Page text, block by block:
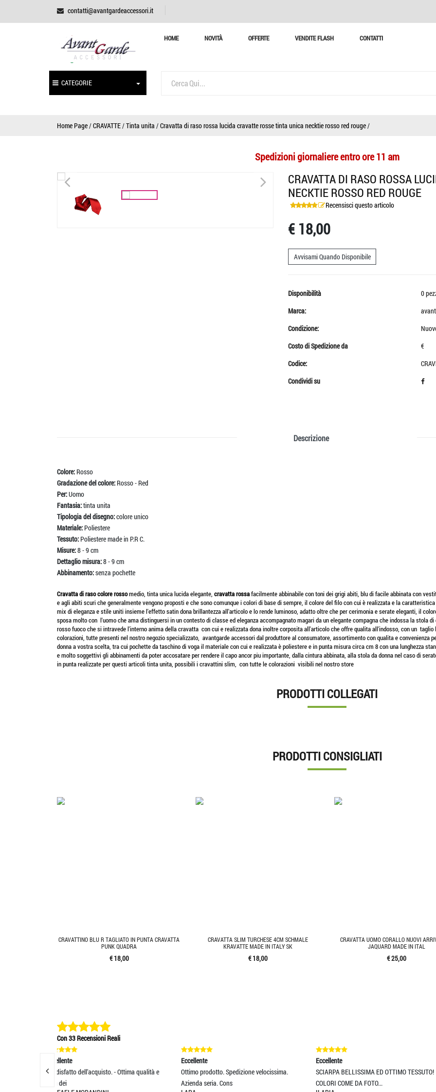
contatti@avantgardeaccessori.it
HOME NOVITÀ OFFERTE VENDITE FLASH CONTATTI
CATEGORIE
Home Page/CRAVATTE/Tinta unita /Cravatta di raso rossa lucida cravatte rosse tinta unica necktie rosso red rouge/
Spedizioni giornaliere entro ore 11 am
< >
CRAVATTA DI RASO ROSSA
NECKTIE ROSSO RED ROUGE
Recensisci questo articolo
€ 18,00
Avvisami Quando Disponibile
Disponibilità
0
Marca:
Condizione:
Costo di Spedizione da
€
Codice:
Condividi su
Descrizione
Colore: Rosso
Gradazione del colore: Rosso - Red
Per:Uomo
Fantasia:tinta unita
Tipologia del disegno:colore unico
Materiale: Poliestere
Tessuto: Poliestere made in P.R C.
Misure:8 - 9 cm
Dettaglio misura:8 - 9 cm
Abbinamento:senza pochette
Cravatta di raso colore rossomedio, tinta unica lucida elegante, cravatta rossafacilmente abbinabile con toni dei grigi abiti, blu di facile abbinata con
e agli abiti scuri che generalmente vengono proposti e che sono comunque i colori di base di sempre, il colore del filo con cui è realizzata e la
mix di eleganza e stile uniti insieme l'effetto satin dona brillantezza all'articolo e lo rende luminoso, adatto oltre che per cerimonia e serate eleganti, il
sposa molto con l'uomo che ama distinguersi in un contesto di classe ed eleganza accompagnato magari da un elegante compagna che indossa la stola
rosso fuoco che si intravede l'interno anima della cravatta con cui e realizzata dona inoltre corposita all'articolo che offre qualita all'indosso, con un
colorazioni, tutte presenti nel nostro negozio specializzato, avantgarde accessori dal produttore al consumatore, assortimento con qualita e
donna a vostra scelta, tra cui pochette da taschino di voga il materiale con cui e realizzata è poliestere e in punta misura circa cm 8 con una lunghezza
e molto soggettivi gli abbinamenti da poter accosatare per rendere il capo ancor piu importante, dalla cintura abbinata, alla stola da donna nel caso di
in punta realizzate per questi articoli tinta unita, possibili i cravattini slim, con tutte le colorazioni visibili nel nostro store
PRODOTTI COLLEGATI
PRODOTTI CONSIGLIATI
CRAVATTINO BLU R TAGLIATO IN PUNTA CRAVATTA
PUNK QUADRA
€ 18,00
CRAVATTA SLIM TURCHESE 4CM SCHMALE
KRAVATTE MADE IN ITALY SK
€ 18,00
CRAVATTA UOMO CORALLO NUOVI
JAQUARD MADE IN ITAL
€ 25,00
Con 33 Recensioni Reali
- Ottima qualità e
Ottimo prodotto. Spedizione velocissima.
SCIARPA BELLISSIMA ED OTTIMO TESSUTO!
COLORI COME DA FOTO...
Buona qualità dei prodotti
ANDREA TRECCANI